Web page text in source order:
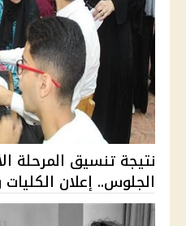
الجلوس.. إعلان